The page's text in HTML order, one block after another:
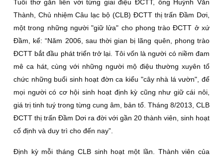
Tuổi thơ gắn liền với từng giai điệu ÐCTT, ông Huỳnh Văn
Thành, Chủ nhiệm Câu lạc bộ (CLB) ÐCTT thị trấn Ðầm Dơi,
một trong những người "giữ lửa" cho phong trào ÐCTT ở xứ
Ðầm, kể: “Năm 2006, sau thời gian bị lãng quên, phong trào
ÐCTT bắt đầu phát triển trở lại. Tôi vốn là người có niềm đam
mê ca hát, cùng với những người mộ điệu thường xuyên tổ
chức những buổi sinh hoạt đờn ca kiểu "cây nhà lá vườn", để
mọi người có cơ hội sinh hoạt định kỳ cũng như giữ cái nôi,
giá trị tinh tuý trong từng cung âm, bản tổ. Tháng 8/2013, CLB
ÐCTT thị trấn Ðầm Dơi ra đời với gần 20 thành viên, sinh hoạt
cố định và duy trì cho đến nay”.
Ðịnh kỳ mỗi tháng CLB sinh hoạt một lần. Thành viên của